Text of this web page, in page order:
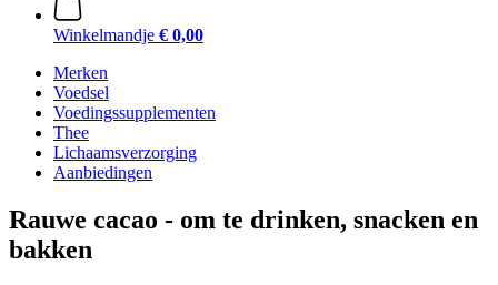
Winkelmandje € 0,00
Merken
Voedsel
Voedingssupplementen
Thee
Lichaamsverzorging
Aanbiedingen
Rauwe cacao - om te drinken, snacken en
bakken